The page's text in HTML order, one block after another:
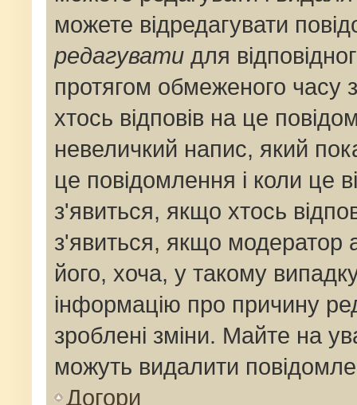
можете відредагувати
редагувати для
протягом обмеженого
хтось відповів на це
невеличкий напис, який
це повідомлення і коли це
з'явиться, якщо хтось
з'явиться, якщо модератор
його, хоча, у такому
інформацію про причину
зроблені зміни. Майте на
можуть видалити
Догори